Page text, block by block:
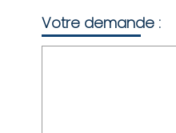
Votre demande :